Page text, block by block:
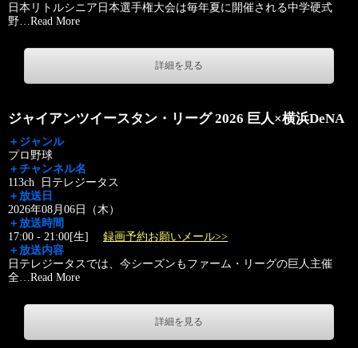
日本リトルシニア日本選手権大会は毎年夏に開催される中学硬式
野…Read More
詳細を見る
ジャイアンツイースタン・リーグ 2026 巨人×横浜DeNA
＋ジャンル
プロ野球
＋チャンネル名
113ch 日テレジータス
＋放送日
2026年08月06日（木）
＋放送時間
17:00 - 21:00[生] 録画予約お願いメール>>
＋放送内容
日テレジータスでは、今シーズンもファーム・リーグの巨人主催
全…Read More
詳細を見る